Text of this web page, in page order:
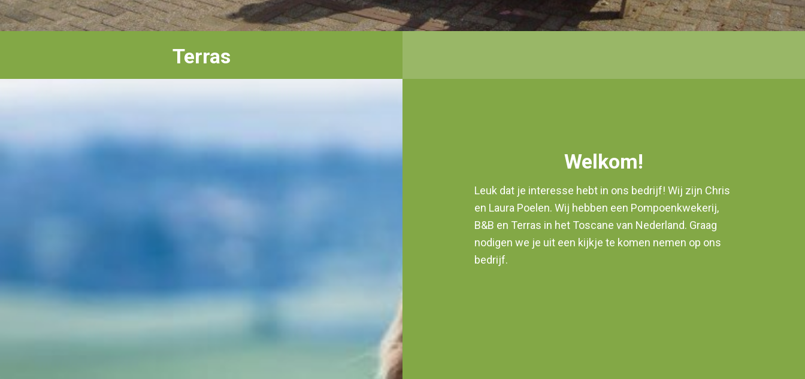
Terras
Welkom!
Leuk dat je interesse hebt in ons bedrijf! Wij zijn Chris
en Laura Poelen. Wij hebben een Pompoenkwekerij,
B&B en Terras in het Toscane van Nederland. Graag
nodigen we je uit een kijkje te komen nemen op ons
bedrijf.